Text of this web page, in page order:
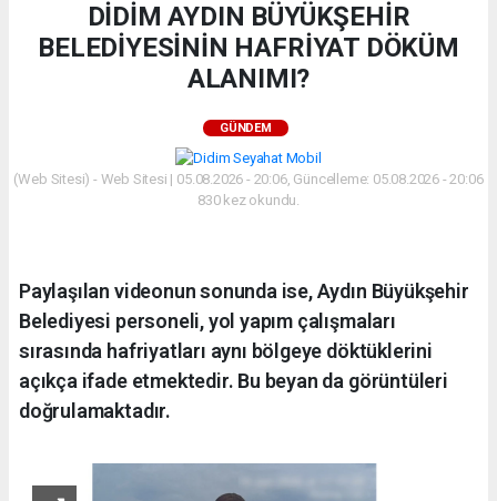
DİDİM AYDIN BÜYÜKŞEHİR
BELEDİYESİNİN HAFRİYAT DÖKÜM
ALANIMI?
GÜNDEM
(Web Sitesi) - Web Sitesi | 05.08.2026 - 20:06, Güncelleme: 05.08.2026 - 20:06
830 kez okundu.
Paylaşılan videonun sonunda ise, Aydın Büyükşehir
Belediyesi personeli, yol yapım çalışmaları
sırasında hafriyatları aynı bölgeye döktüklerini
açıkça ifade etmektedir. Bu beyan da görüntüleri
doğrulamaktadır.